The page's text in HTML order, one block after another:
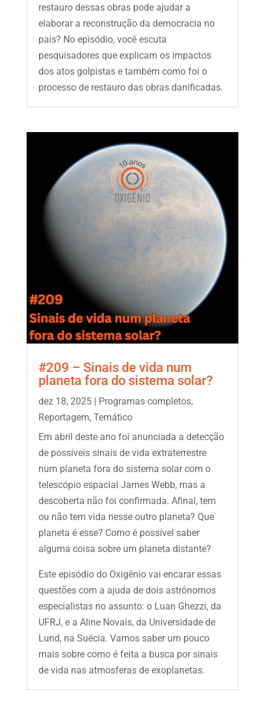
restauro dessas obras pode ajudar a
elaborar a reconstrução da democracia no
país? No episódio, você escuta
pesquisadores que explicam os impactos
dos atos golpistas e também como foi o
processo de restauro das obras danificadas.
#209 – Sinais de vida num
planeta fora do sistema solar?
dez 18, 2025| Programas completos,
Reportagem, Temático
Em abril deste ano foi anunciada a detecção
de possíveis sinais de vida extraterrestre
num planeta fora do sistema solar com o
telescópio espacial James Webb, mas a
descoberta não foi confirmada. Afinal, tem
ou não tem vida nesse outro planeta? Que
planeta é esse? Como é possível saber
alguma coisa sobre um planeta distante?
Este episódio do Oxigênio vai encarar essas
questões com a ajuda de dois astrônomos
especialistas no assunto: o Luan Ghezzi, da
UFRJ, e a Aline Novais, da Universidade de
Lund, na Suécia. Vamos saber um pouco
mais sobre como é feita a busca por sinais
de vida nas atmosferas de exoplanetas.